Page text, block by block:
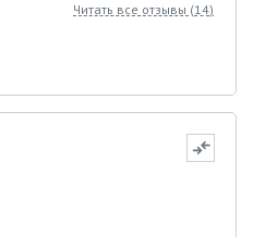
Читать все отзывы (14)